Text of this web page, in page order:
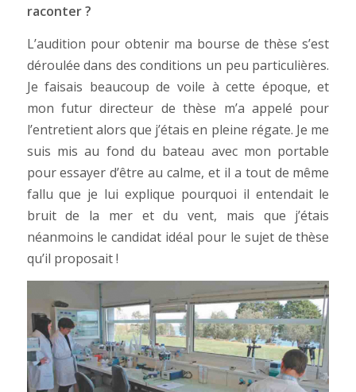
raconter ?
L’audition pour obtenir ma bourse de thèse s’est
déroulée dans des conditions un peu particulières.
Je faisais beaucoup de voile à cette époque, et
mon futur directeur de thèse m’a appelé pour
l’entretient alors que j’étais en pleine régate. Je me
suis mis au fond du bateau avec mon portable
pour essayer d’être au calme, et il a tout de même
fallu que je lui explique pourquoi il entendait le
bruit de la mer et du vent, mais que j’étais
néanmoins le candidat idéal pour le sujet de thèse
qu’il proposait !